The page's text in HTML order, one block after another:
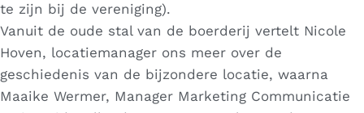
te zijn bij de vereniging).
Vanuit de oude stal van de boerderij vertelt Nicole
Hoven, locatiemanager ons meer over de
geschiedenis van de bijzondere locatie, waarna
Maaike Wermer, Manager Marketing Communicatie